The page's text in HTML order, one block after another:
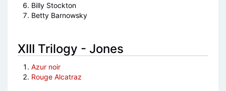
Billy Stockton
Betty Barnowsky
XIII Trilogy - Jones
Azur noir
Rouge Alcatraz